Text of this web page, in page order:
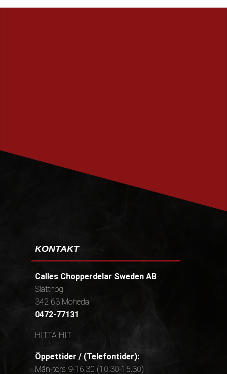
KONTAKT
Calles Chopperdelar Sweden AB
Slätthög
342 63 Moheda
0472-77131
HITTA HIT
Öppettider / (Telefontider):
Mån-tors 9-16,30 (10.30-16.30)